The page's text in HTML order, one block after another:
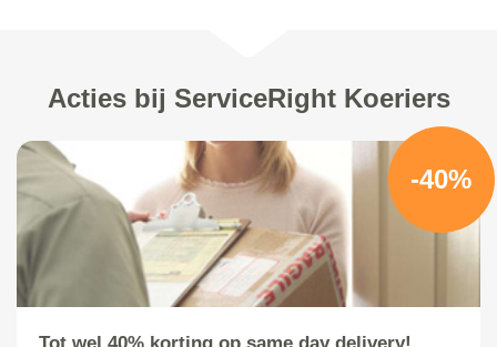
Acties bij ServiceRight Koeriers
-40%